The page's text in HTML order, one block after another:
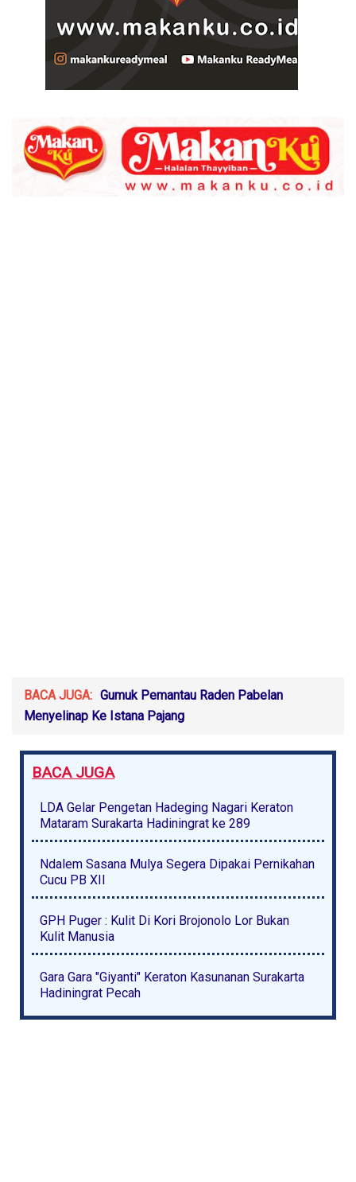
BACA JUGA: Gumuk Pemantau Raden Pabelan
Menyelinap Ke Istana Pajang
BACA JUGA
LDA Gelar Pengetan Hadeging Nagari Keraton
Mataram Surakarta Hadiningrat ke 289
Ndalem Sasana Mulya Segera Dipakai Pernikahan
Cucu PB XII
GPH Puger : Kulit Di Kori Brojonolo Lor Bukan
Kulit Manusia
Gara Gara "Giyanti" Keraton Kasunanan Surakarta
Hadiningrat Pecah